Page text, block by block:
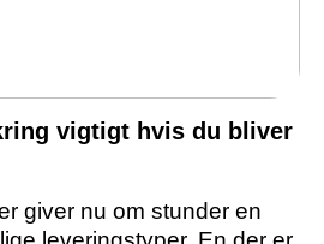
vigtigt hvis du bliver
giver nu om stunder en